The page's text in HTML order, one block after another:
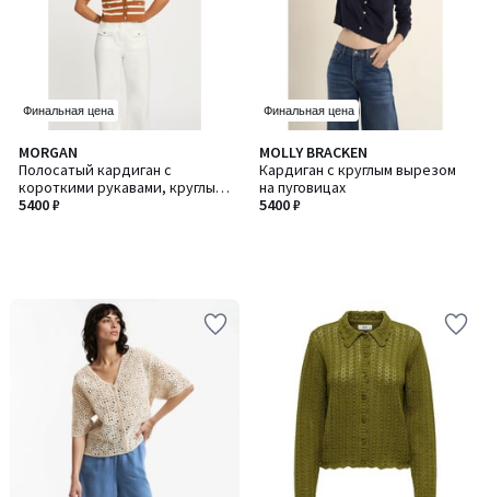
Финальная цена
MORGAN
Полосатый кардиган с
короткими рукавами, круглый
вырез
5400 ₽
Финальная цена
MOLLY BRACKEN
Кардиган с круглым вырезом
на пуговицах
5400 ₽